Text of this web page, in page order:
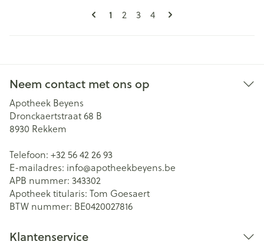
Pagina's
U lees momenteel pagina
1 Pagina
2 Pagina
3 Pagina
4
Neem contact met ons op
Apotheek Beyens
Dronckaertstraat 68 B
8930 Rekkem
Telefoon: +32 56 42 26 93
E-mailadres: info@apotheekbeyens.be
APB nummer: 343302
Apotheek titularis: Tom Goesaert
BTW nummer: BE0420027816
Klantenservice